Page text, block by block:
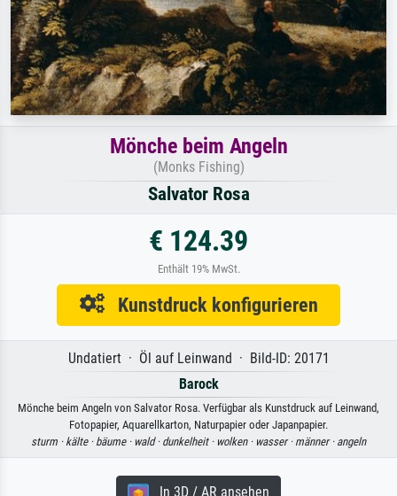
Mönche beim Angeln
(Monks Fishing)
Salvator Rosa
€ 124.39
Enthält 19% MwSt.
Kunstdruck konfigurieren
Undatiert · Öl auf Leinwand · Bild-ID: 20171
Barock
Mönche beim Angeln von Salvator Rosa. Verfügbar als Kunstdruck auf Leinwand,
Fotopapier, Aquarellkarton, Naturpapier oder Japanpapier.
sturm · kälte · bäume · wald · dunkelheit · wolken · wasser · männer · angeln
In 3D / AR ansehen